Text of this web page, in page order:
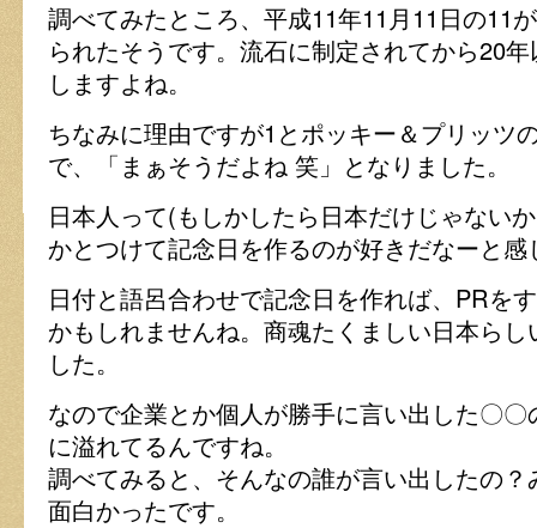
調べてみたところ、平成11年11月11日の11
られたそうです。流石に制定されてから20
しますよね。
ちなみに理由ですが1とポッキー＆プリッツ
で、「まぁそうだよね 笑」となりました。
日本人って(もしかしたら日本だけじゃない
かとつけて記念日を作るのが好きだなーと感
日付と語呂合わせで記念日を作れば、PRを
かもしれませんね。商魂たくましい日本ら
した。
なので企業とか個人が勝手に言い出した〇
に溢れてるんですね。
調べてみると、そんなの誰が言い出したの
面白かったです。